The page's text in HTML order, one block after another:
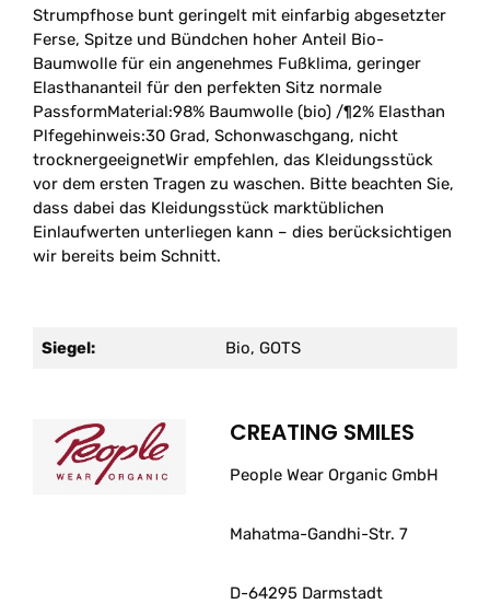
Strumpfhose bunt geringelt mit einfarbig abgesetzter
Ferse, Spitze und Bündchen hoher Anteil Bio-
Baumwolle für ein angenehmes Fußklima, geringer
Elasthananteil für den perfekten Sitz normale
PassformMaterial:98% Baumwolle (bio) /¶2% Elasthan
Plfegehinweis:30 Grad, Schonwaschgang, nicht
trocknergeeignetWir empfehlen, das Kleidungsstück
vor dem ersten Tragen zu waschen. Bitte beachten Sie,
dass dabei das Kleidungsstück marktüblichen
Einlaufwerten unterliegen kann – dies berücksichtigen
wir bereits beim Schnitt.
Siegel: Bio, GOTS
CREATING SMILES
People Wear Organic GmbH
Mahatma-Gandhi-Str. 7
D-64295 Darmstadt